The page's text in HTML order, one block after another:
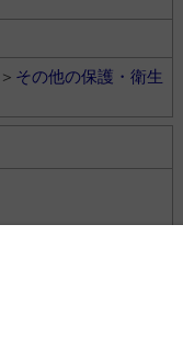
＞ その他の保護・衛生